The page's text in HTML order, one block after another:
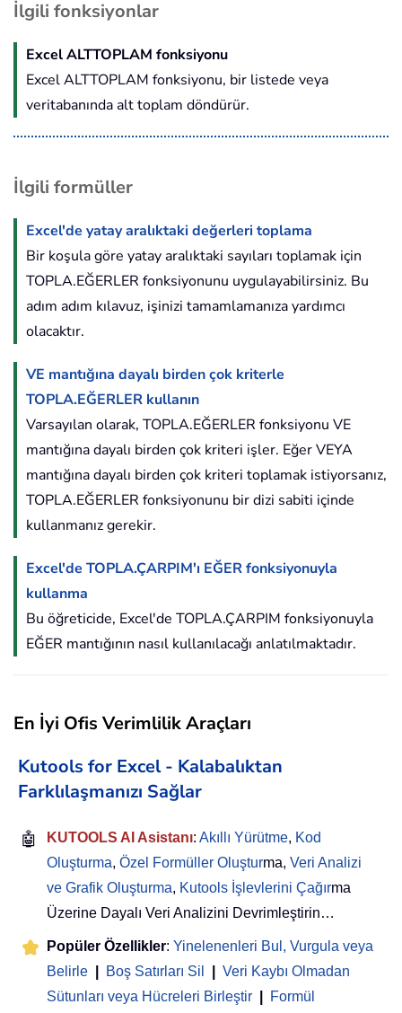
İlgili fonksiyonlar
Excel ALTTOPLAM fonksiyonu
Excel ALTTOPLAM fonksiyonu, bir listede veya
veritabanında alt toplam döndürür.
İlgili formüller
Excel'de yatay aralıktaki değerleri toplama
Bir koşula göre yatay aralıktaki sayıları toplamak için
TOPLA.EĞERLER fonksiyonunu uygulayabilirsiniz. Bu
adım adım kılavuz, işinizi tamamlamanıza yardımcı
olacaktır.
VE mantığına dayalı birden çok kriterle
TOPLA.EĞERLER kullanın
Varsayılan olarak, TOPLA.EĞERLER fonksiyonu VE
mantığına dayalı birden çok kriteri işler. Eğer VEYA
mantığına dayalı birden çok kriteri toplamak istiyorsanız,
TOPLA.EĞERLER fonksiyonunu bir dizi sabiti içinde
kullanmanız gerekir.
Excel'de TOPLA.ÇARPIM'ı EĞER fonksiyonuyla
kullanma
Bu öğreticide, Excel'de TOPLA.ÇARPIM fonksiyonuyla
EĞER mantığının nasıl kullanılacağı anlatılmaktadır.
En İyi Ofis Verimlilik Araçları
Kutools for Excel - Kalabalıktan
Farklılaşmanızı Sağlar
🤖 KUTOOLS AI Asistanı: Akıllı Yürütme, Kod
Oluşturma, Özel Formüller Oluşturma, Veri Analizi
ve Grafik Oluşturma, Kutools İşlevlerini Çağırma
Üzerine Dayalı Veri Analizini Devrimleştirin…
Popüler Özellikler: Yinelenenleri Bul, Vurgula veya
Belirle
Boş Satırları Sil
Veri Kaybı Olmadan
Sütunları veya Hücreleri Birleştir
Formül